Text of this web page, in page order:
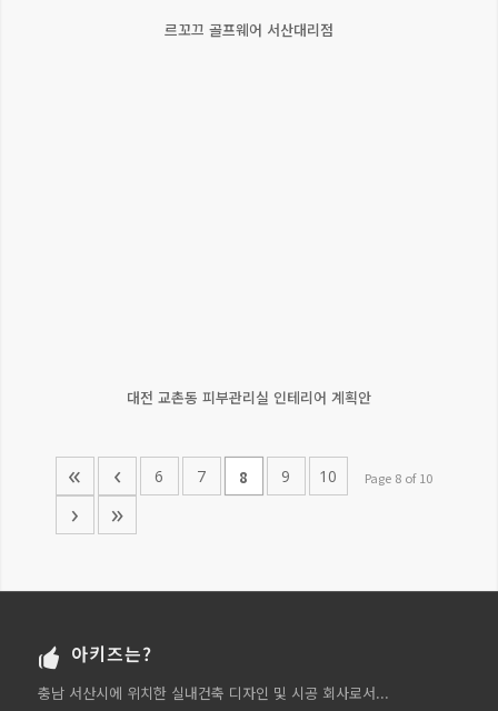
르꼬끄 골프웨어 서산대리점
대전 교촌동 피부관리실 인테리어 계획안
Page 8 of 10
« ‹ 6 7 8 9 10
› »
아키즈는?
충남 서산시에 위치한 실내건축 디자인 및 시공 회사로서...